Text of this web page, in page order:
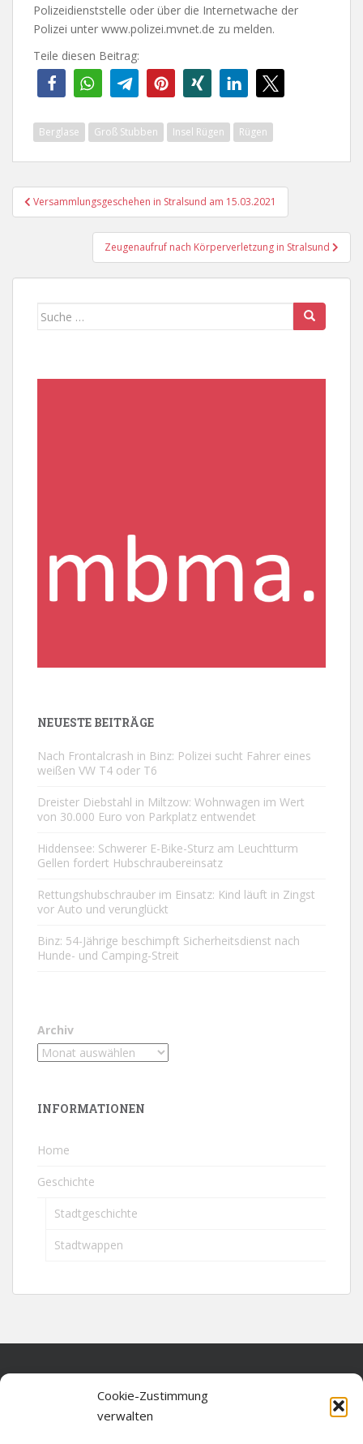
Cookie-Zustimmung
verwalten
Polizeidienststelle oder über die Internetwache der
Polizei unter www.polizei.mvnet.de zu melden.
Teile diesen Beitrag:
Berglase Groß Stubben Insel Rügen Rügen
Beitragsnavigation
Versammlungsgeschehen in Stralsund am 15.03.2021
Zeugenaufruf nach Körperverletzung in Stralsund
Suche
NEUESTE BEITRÄGE
Nach Frontalcrash in Binz: Polizei sucht Fahrer eines
weißen VW T4 oder T6
Dreister Diebstahl in Miltzow: Wohnwagen im Wert
von 30.000 Euro von Parkplatz entwendet
Hiddensee: Schwerer E-Bike-Sturz am Leuchtturm
Gellen fordert Hubschraubereinsatz
Rettungshubschrauber im Einsatz: Kind läuft in Zingst
vor Auto und verunglückt
Binz: 54-Jährige beschimpft Sicherheitsdienst nach
Hunde- und Camping-Streit
Archiv
INFORMATIONEN
Home
Geschichte
Stadtgeschichte
Stadtwappen